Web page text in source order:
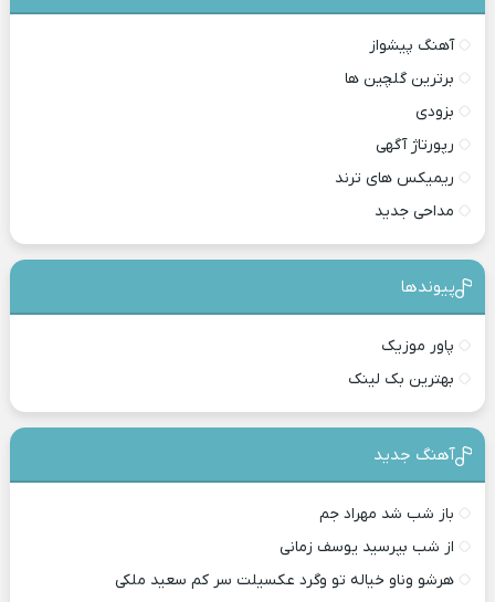
آهنگ پیشواز
برترین گلچین ها
بزودی
رپورتاژ آگهی
ریمیکس های ترند
مداحی جدید
پیوندها
پاور موزیک
بهترین بک لینک
آهنگ جدید
باز شب شد مهراد جم
از شب بپرسید یوسف زمانی
هرشو وناو خیاله تو وگرد عکسیلت سر کم سعید ملکی